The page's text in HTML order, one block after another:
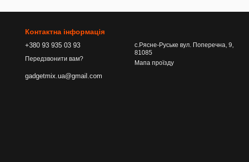
Контактна інформація
+380 93 935 03 93
Передзвонити вам?
gadgetmix.ua@gmail.com
с.Рясне-Руське вул. Поперечна, 9,
81085
Мапа проїзду